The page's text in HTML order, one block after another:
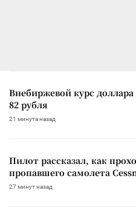
Внебиржевой курс
82 рубля
21 минута назад
Пилот рассказал, как
пропавшего самолета
27 минут назад